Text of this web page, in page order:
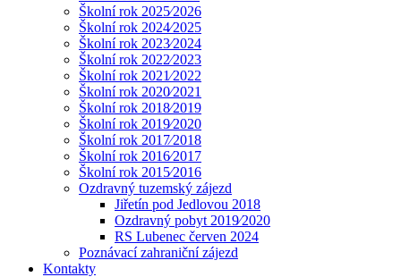
Školní rok 2025⁄2026
Školní rok 2024⁄2025
Školní rok 2023⁄2024
Školní rok 2022⁄2023
Školní rok 2021⁄2022
Školní rok 2020⁄2021
Školní rok 2018⁄2019
Školní rok 2019⁄2020
Školní rok 2017⁄2018
Školní rok 2016⁄2017
Školní rok 2015⁄2016
Ozdravný tuzemský zájezd
Jiřetín pod Jedlovou 2018
Ozdravný pobyt 2019⁄2020
RS Lubenec červen 2024
Poznávací zahraniční zájezd
Kontakty